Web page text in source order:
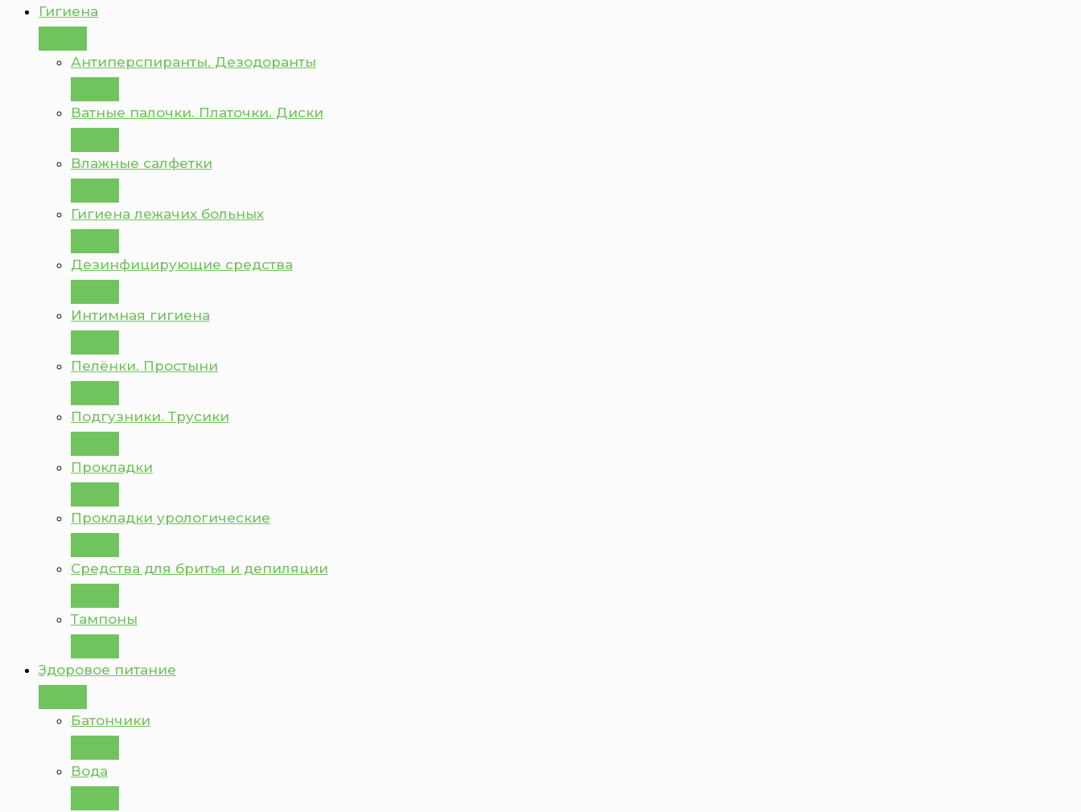
Гигиена
Антиперспиранты. Дезодоранты
Ватные палочки. Платочки. Диски
Влажные салфетки
Гигиена лежачих больных
Дезинфицирующие средства
Интимная гигиена
Пелёнки. Простыни
Подгузники. Трусики
Прокладки
Прокладки урологические
Средства для бритья и депиляции
Тампоны
Здоровое питание
Батончики
Вода